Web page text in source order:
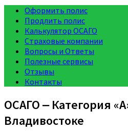
Оформить полис
Продлить полис
Калькулятор ОСАГО
Страховые компании
Вопросы и Ответы
Полезные сервисы
Отзывы
Контакты
ОСАГО ‒ Категория
Владивостоке